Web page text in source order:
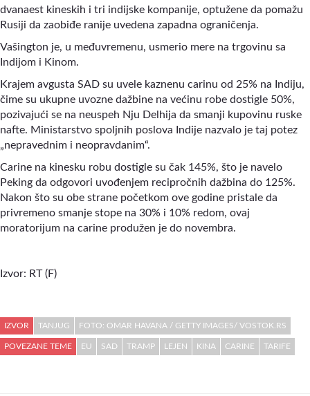
dvanaest kineskih i tri indijske kompanije, optužene da pomažu
Rusiji da zaobiđe ranije uvedena zapadna ograničenja.
Vašington je, u međuvremenu, usmerio mere na trgovinu sa
Indijom i Kinom.
Krajem avgusta SAD su uvele kaznenu carinu od 25% na Indiju,
čime su ukupne uvozne dažbine na većinu robe dostigle 50%,
pozivajući se na neuspeh Nju Delhija da smanji kupovinu ruske
nafte. Ministarstvo spoljnih poslova Indije nazvalo je taj potez
„nepravednim i neopravdanim“.
Carine na kinesku robu dostigle su čak 145%, što je navelo
Peking da odgovori uvođenjem recipročnih dažbina do 125%.
Nakon što su obe strane početkom ove godine pristale da
privremeno smanje stope na 30% i 10% redom, ovaj
moratorijum na carine produžen je do novembra.
Izvor: RT (F)
IZVOR TANJUG FOTO: OMAR HAVANA / GETTY IMAGES/ VOSTOK.RS
POVEZANE TEME EU SAD TRAMP LEJEN KINA CARINE TARIFE